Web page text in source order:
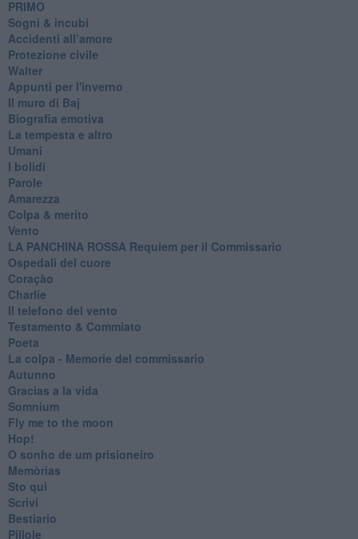
PRIMO
Sogni & incubi
Accidenti all’amore
Protezione civile
Walter
Appunti per l'inverno
Il muro di Baj
Biografia emotiva
La tempesta e altro
Umani
I bolidi
Parole
Amarezza
Colpa & merito
Vento
​LA PANCHINA ROSSA Requiem per il Commissario
Ospedali del cuore
Coraçào
Charlie
Il telefono del vento
Testamento & Commiato
Poeta
​La colpa - Memorie del commissario
Autunno
Gracias a la vida
Somnium
Fly me to the moon
Hop!
O sonho de um prisioneiro
Memòrias
Sto qui
Scrivi
Bestiario
Pillole